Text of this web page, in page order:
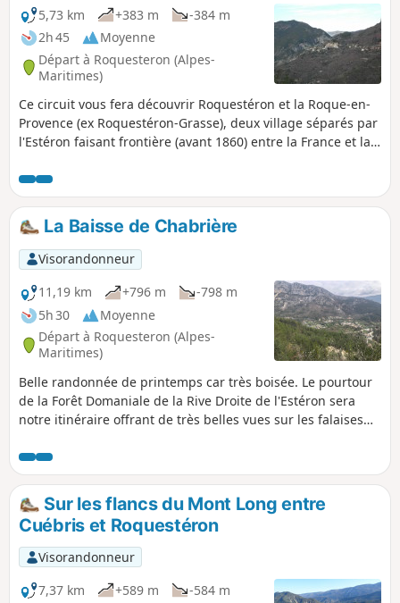
5,73 km +383 m
-384 m
2h 45
Moyenne
Départ à Roquesteron (Alpes-
Maritimes)
Ce circuit vous fera découvrir Roquestéron et la Roque-en-
Provence (ex Roquestéron-Grasse), deux village séparés par
l'Estéron faisant frontière (avant 1860) entre la France et la
longeant l'Estéron. Ajout modérateur au 20/09/2021 :
certains sentiers difficiles à trouver sur cette randonnée de
2016. Voir les commentaires en bas de cette fiche
La Baisse de Chabrière
Visorandonneur
11,19 km
+796 m
-798 m
5h 30
Moyenne
Départ à Roquesteron (Alpes-
Maritimes)
Belle randonnée de printemps car très boisée. Le pourtour
de la Forêt Domaniale de la Rive Droite de l'Estéron sera
notre itinéraire offrant de très belles vues sur les falaises
Sur les flancs du Mont Long entre
Cuébris et Roquestéron
Visorandonneur
7,37 km
+589 m
-584 m